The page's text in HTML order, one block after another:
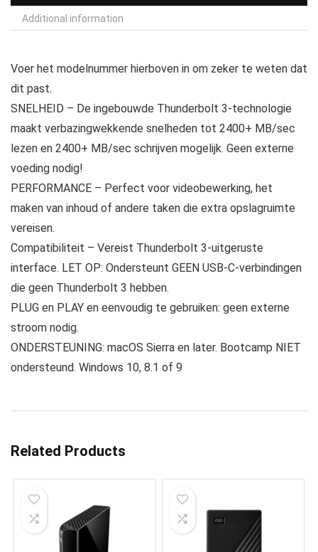
Additional information
Voer het modelnummer hierboven in om zeker te weten dat
dit past.
SNELHEID – De ingebouwde Thunderbolt 3-technologie
maakt verbazingwekkende snelheden tot 2400+ MB/sec
lezen en 2400+ MB/sec schrijven mogelijk. Geen externe
voeding nodig!
PERFORMANCE – Perfect voor videobewerking, het
maken van inhoud of andere taken die extra opslagruimte
vereisen.
Compatibiliteit – Vereist Thunderbolt 3-uitgeruste
interface. LET OP: Ondersteunt GEEN USB-C-verbindingen
die geen Thunderbolt 3 hebben.
PLUG en PLAY en eenvoudig te gebruiken: geen externe
stroom nodig.
ONDERSTEUNING: macOS Sierra en later. Bootcamp NIET
ondersteund. Windows 10, 8.1 of 9
Related Products